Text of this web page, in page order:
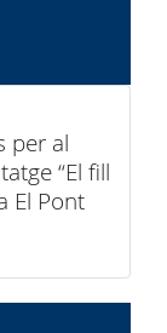
per al
“El fill
El Pont